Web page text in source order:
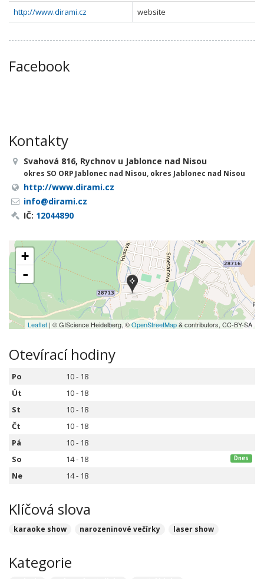
http://www.dirami.cz website
Facebook
Kontakty
Svahová 816, Rychnov u Jablonce nad Nisou
okres SO ORP Jablonec nad Nisou, okres Jablonec nad Nisou
http://www.dirami.cz
info@dirami.cz
IČ: 12044890
+
-
Leaflet | © GIScience Heidelberg, ©OpenStreetMap& contributors, CC-BY-SA
Otevírací hodiny
Po
10 - 18
Út
10 - 18
St
10 - 18
Čt
10 - 18
Pá
10 - 18
So
14 - 18 Dnes
Ne 14 - 18
Klíčová slova
karaoke show narozeninové večírky laser show
Kategorie